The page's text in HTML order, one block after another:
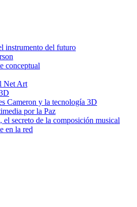
instrumento del futuro
conceptual
Net Art
Cameron y la tecnología 3D
por la Paz
secreto de la composición musical
en la red